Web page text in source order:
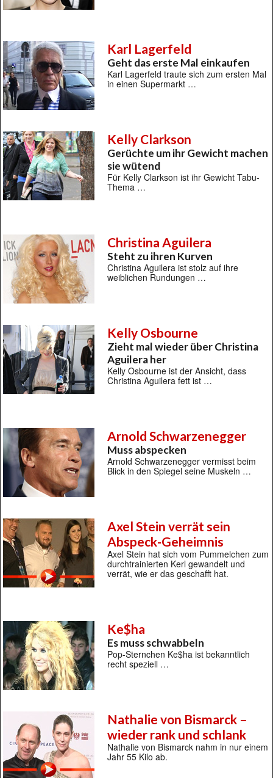
Karl Lagerfeld
Geht das erste Mal einkaufen
Karl Lagerfeld traute sich zum ersten Mal
in einen Supermarkt …
Kelly Clarkson
Gerüchte um ihr Gewicht machen
sie wütend
Für Kelly Clarkson ist ihr Gewicht Tabu-
Thema …
Christina Aguilera
Steht zu ihren Kurven
Christina Aguilera ist stolz auf ihre
weiblichen Rundungen …
Kelly Osbourne
Zieht mal wieder über Christina
Aguilera her
Kelly Osbourne ist der Ansicht, dass
Christina Aguilera fett ist …
Arnold Schwarzenegger
Muss abspecken
Arnold Schwarzenegger vermisst beim
Blick in den Spiegel seine Muskeln …
Axel Stein verrät sein
Abspeck-Geheimnis
Axel Stein hat sich vom Pummelchen zum
durchtrainierten Kerl gewandelt und
verrät, wie er das geschafft hat.
Ke$ha
Es muss schwabbeln
Pop-Sternchen Ke$ha ist bekanntlich
recht speziell …
Nathalie von Bismarck –
wieder rank und schlank
Nathalie von Bismarck nahm in nur einem
Jahr 55 Kilo ab.